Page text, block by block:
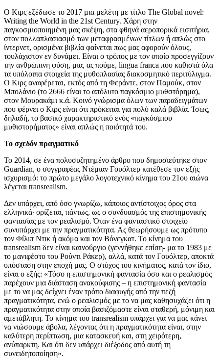
Ο Κιρς εξέδωσε το 2017 μια μελέτη με τίτλο The Global novel:
Writing the World in the 21st Century. Χάρη στην
παγκοσμιοποιημένη μας σκέψη, στα φθηνά αεροπορικά εισιτήρια,
στον πολλαπλασιασμό των μεταφρασμένων τίτλων ή απλώς στο
ίντερνετ, ορισμένα βιβλία φαίνεται πως μας αφορούν όλους,
τουλάχιστον εν δυνάμει. Είναι ο τρόπος με τον οποίο προσεγγίζουν
την ανθρώπινη φύση, μια, ας πούμε, lingua franca που καθιστά όλα
τα υπόλοιπα στοιχεία της μυθοπλασίας διακοσμητικό περιτύλιγμα.
Ο Κιρς αναφέρεται, εκτός από τη Φεράντε, στον Παμούκ, στον
Μπολάνιο (το 2666 είναι το απόλυτο παγκόσμιο μυθστόρημα),
στον Μουρακάμι κ.ά. Κοινό γνώρισμα όλων των παραδειγμάτων
που φέρνει ο Κιρς είναι ότι πρόκειται για πολύ καλά βιβλία. Ίσως,
δηλαδή, το βασικό χαρακτηριστικό ενός «παγκόσμιου
μυθιστορήματος» είναι απλώς η ποιότητά του.
Το σχεδόν πραγματικό
Το 2014, σε ένα πολυσυζητημένο άρθρο που δημοσιεύτηκε στον
Guardian, o συγγραφέας Ντέμιαν Γουόλτερ κατέθεσε τον εξής
ισχυρισμό: το πρώτο μεγάλο λογοτεχνικό κίνημα του 21ου αιώνα
λέγεται transrealism.
Δεν υπάρχει, από όσο γνωρίζω, κάποιος αντίστοιχος όρος στα
ελληνικά· ορίζεται, πάντως, ως ο συνδυασμός της επιστημονικής
φαντασίας με τον ρεαλισμό. Όταν ένα φανταστικό στοιχείο
συνυπάρχει με την πραγματικότητα. Ας θεωρήσουμε ως πρότυπο
τον Φίλιπ Ντικ ή ακόμα και τον Βόνεγκατ. Το κίνημα του
transrealism δεν είναι καινούργιο (γεννήθηκε επίση- μα το 1983 με
το μανιφέστο του Ρούντι Ράκερ), αλλά, κατά τον Γουόλτερ, αποκτά
υπόσταση στην εποχή μας. Ο στόχος του κινήματος, κατά τον ίδιο,
είναι ο εξής: «Τόσο η επιστημονική φαντασία όσο και ο ρεαλισμός
παρέχουν μια διάσταση ανακούφισης – η επιστημονική φαντασία
με το να μας δείχνει έναν τρόπο διαφυγής από την πεζή
πραγματικότητα, ενώ ο ρεαλισμός με το να μας καθησυχάζει ότι η
πραγματικότητα στην οποία βασιζόμαστε είναι σταθερή, μόνιμη και
αμετάβλητη. Το κίνημα του transrealism υπάρχει για να μας κάνει
να νιώσουμε άβολα, λέγοντας ότι η πραγματικότητα είναι, στην
καλύτερη περίπτωση, μια κατασκευή και, στη χειρότερη,
ανύπαρκτη. Και ότι δεν υπάρχει διέξοδος από αυτή τη
συνειδητοποίηση».